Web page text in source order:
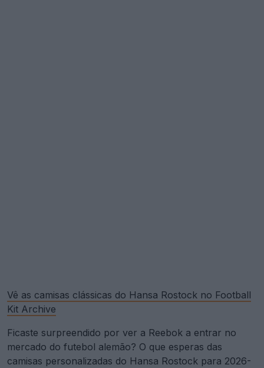
Vê as camisas clássicas do Hansa Rostock no Football
Kit Archive
Ficaste surpreendido por ver a Reebok a entrar no
mercado do futebol alemão? O que esperas das
camisas personalizadas do Hansa Rostock para 2026-